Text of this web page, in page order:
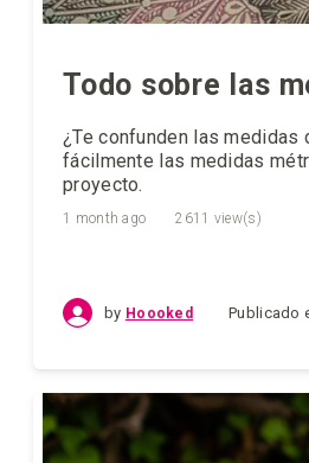
Todo sobre las
¿Te confunden las medidas
fácilmente las medidas
proyecto.
1 month ago 2611 view(s)
by Hoooked Publicado